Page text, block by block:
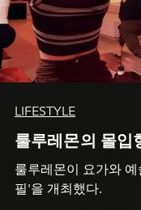
LIFESTYLE
룰루레몬의 몰입
룰루레몬이 요가와
필'을 개최했다.